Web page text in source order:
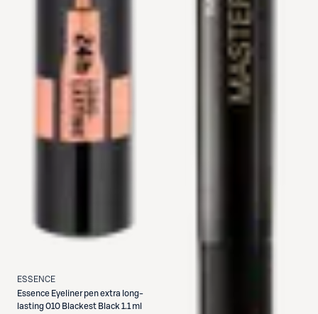
ESSENCE
Essence Eyeliner pen extra long-
lasting 010 Blackest Black 1.1 ml